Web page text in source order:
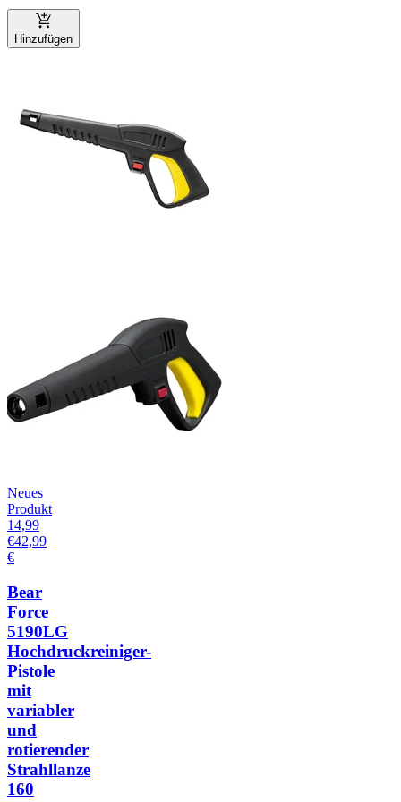
Hinzufügen
Neues
Produkt
14,99
€42,99
€
Bear
Force
5190LG
Hochdruckreiniger-
Pistole
mit
variabler
und
rotierender
Strahllanze
160